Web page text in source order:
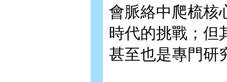
會脈絡中爬梳核
時代的挑戰；但
甚至也是專門研